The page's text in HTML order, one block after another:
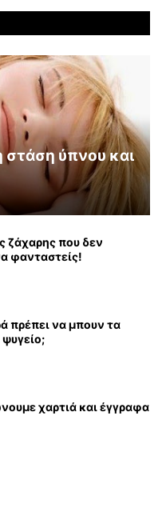
στάση ύπνου και
ζάχαρης που δεν
φανταστείς!
πρέπει να μπουν τα
χαρτιά και έγγραφα